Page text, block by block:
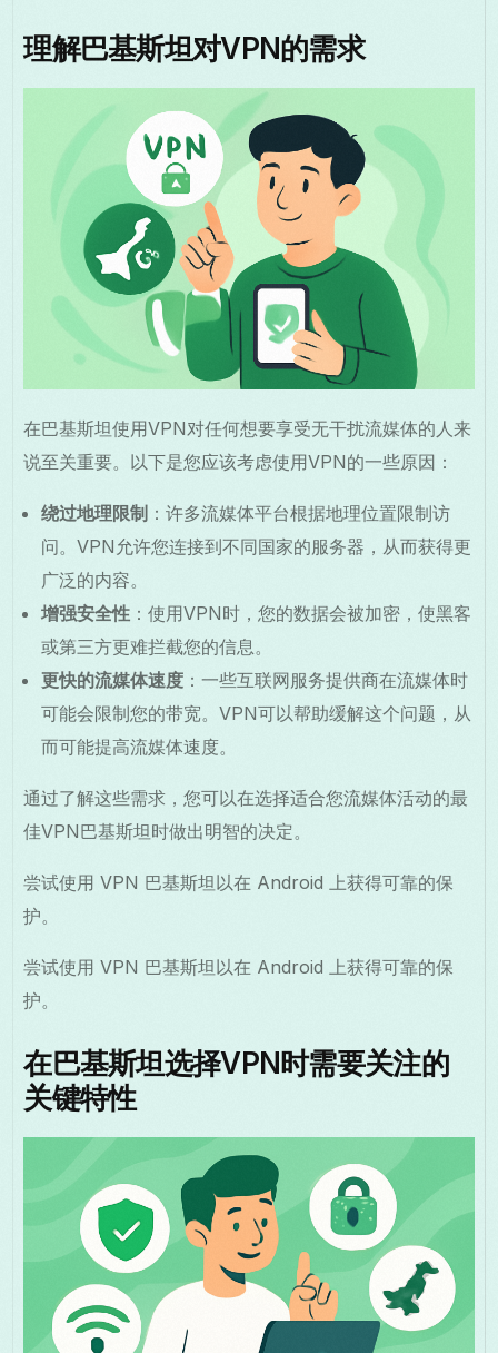
理解巴基斯坦对VPN的需求
在巴基斯坦使用VPN对任何想要享受无干扰流媒体的人来
说至关重要。以下是您应该考虑使用VPN的一些原因：
绕过地理限制 ：许多流媒体平台根据地理位置限制访
问。VPN允许您连接到不同国家的服务器，从而获得更
广泛的内容。
增强安全性 ：使用VPN时，您的数据会被加密，使黑客
或第三方更难拦截您的信息。
更快的流媒体速度 ：一些互联网服务提供商在流媒体时
可能会限制您的带宽。VPN可以帮助缓解这个问题，从
而可能提高流媒体速度。
通过了解这些需求，您可以在选择适合您流媒体活动的最
佳VPN巴基斯坦时做出明智的决定。
尝试使用 VPN 巴基斯坦以在 Android 上获得可靠的保
护。
尝试使用 VPN 巴基斯坦以在 Android 上获得可靠的保
护。
在巴基斯坦选择VPN时需要关注的
关键特性